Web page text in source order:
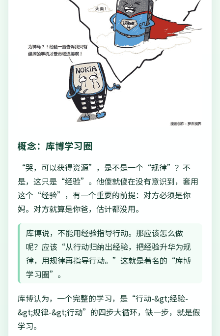
概念：库博学习圈
“哭，可以获得资源”，是不是一个“规律”？不
是，这只是“经验”。他傻就傻在没有意识到，套用
这个“经验”，有一个重要的前提：对方必须是你
妈。对方就算是你爸，估计都没用。
库博说，不能用经验指导行动。那应该怎么做
呢？应该“从行动归纳出经验，把经验升华为规
律，用规律再指导行动。”这就是著名的“库博
学习圈”。
库博认为，一个完整的学习，是“行动-&gt;经验-
&gt;规律-&gt;行动”的四步大循环，缺一步，就是假
学习。